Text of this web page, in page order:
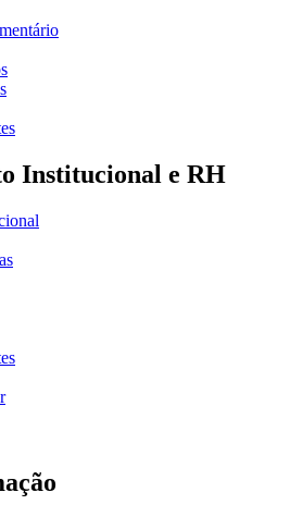
Institucional e RH